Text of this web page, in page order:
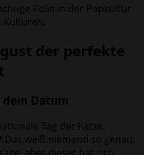
Rolle in der Popkultur
Kulturen.
der perfekte
Datum
Tag der Katze.
Das weiß niemand so genau.